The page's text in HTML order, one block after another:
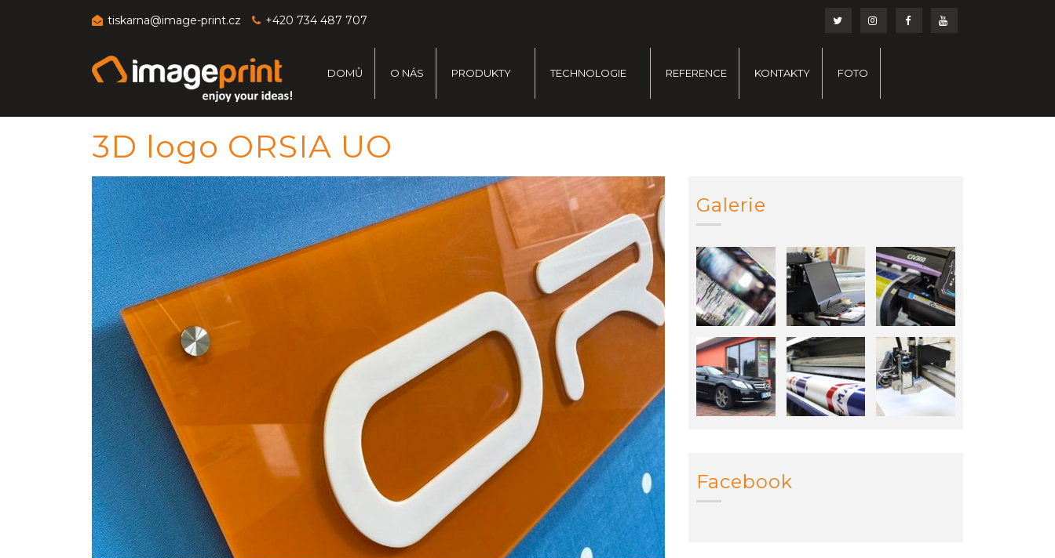
tiskarna@image-print.cz +420 734 487 707
DOMŮ O NÁS PRODUKTY TECHNOLOGIE REFERENCE KONTAKTY FOTO
3D logo ORSIA UO
Galerie
Facebook